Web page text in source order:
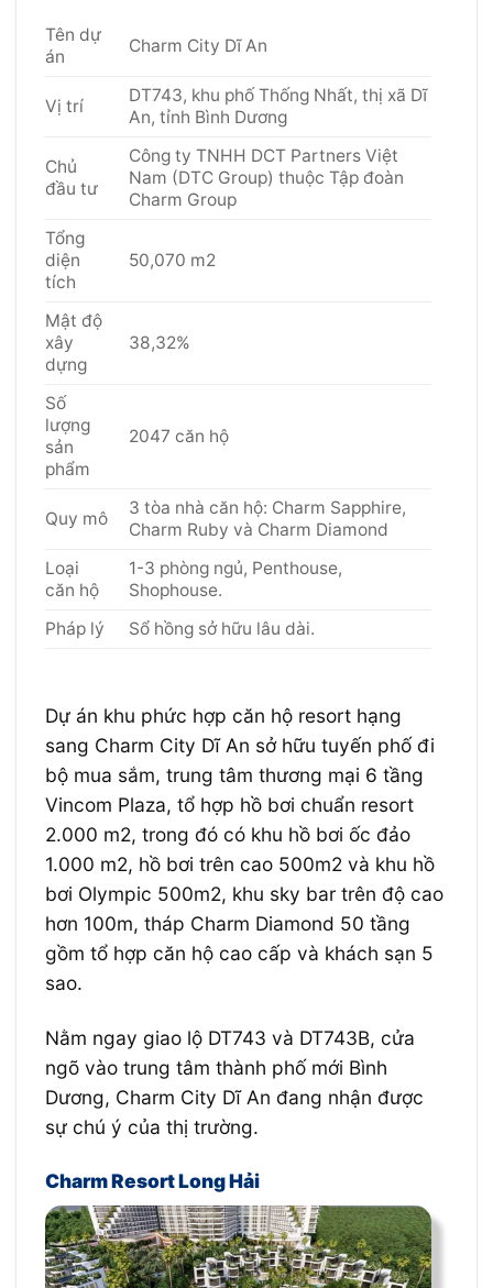
Tên dự
án
Charm City Dĩ An
Vị trí
DT743, khu phố Thống Nhất, thị xã Dĩ
An, tỉnh Bình Dương
Chủ
đầu tư
Công ty TNHH DCT Partners Việt
Nam (DTC Group) thuộc Tập đoàn
Charm Group
Tổng
diện
tích
50,070 m2
Mật độ
xây
dựng
38,32%
Số
lượng
sản
phẩm
2047 căn hộ
Quy mô
3 tòa nhà căn hộ: Charm Sapphire,
Charm Ruby và Charm Diamond
Loại
căn hộ
1-3 phòng ngủ, Penthouse,
Shophouse.
Pháp lý
Sổ hồng sở hữu lâu dài.
Dự án khu phức hợp căn hộ resort hạng
sang Charm City Dĩ An sở hữu tuyến phố đi
bộ mua sắm, trung tâm thương mại 6 tầng
Vincom Plaza, tổ hợp hồ bơi chuẩn resort
2.000 m2, trong đó có khu hồ bơi ốc đảo
1.000 m2, hồ bơi trên cao 500m2 và khu hồ
bơi Olympic 500m2, khu sky bar trên độ cao
hơn 100m, tháp Charm Diamond 50 tầng
gồm tổ hợp căn hộ cao cấp và khách sạn 5
sao.
Nằm ngay giao lộ DT743 và DT743B, cửa
ngõ vào trung tâm thành phố mới Bình
Dương, Charm City Dĩ An đang nhận được
sự chú ý của thị trường.
Charm Resort Long Hải